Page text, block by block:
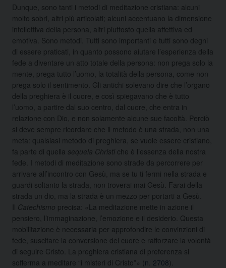
Dunque, sono tanti i metodi di meditazione cristiana: alcuni
molto sobri, altri più articolati; alcuni accentuano la dimensione
intellettiva della persona, altri piuttosto quella affettiva ed
emotiva. Sono metodi. Tutti sono importanti e tutti sono degni
di essere praticati, in quanto possono aiutare l’esperienza della
fede a diventare un atto totale della persona: non prega solo la
mente, prega tutto l’uomo, la totalità della persona, come non
prega solo il sentimento. Gli antichi solevano dire che l’organo
della preghiera è il cuore, e così spiegavano che è tutto
l’uomo, a partire dal suo centro, dal cuore, che entra in
relazione con Dio, e non solamente alcune sue facoltà. Perciò
si deve sempre ricordare che il metodo è una strada, non una
meta: qualsiasi metodo di preghiera, se vuole essere cristiano,
fa parte di quella sequela Christi che è l’essenza della nostra
fede. I metodi di meditazione sono strade da percorrere per
arrivare all’incontro con Gesù, ma se tu ti fermi nella strada e
guardi soltanto la strada, non troverai mai Gesù. Farai della
strada un dio, ma la strada è un mezzo per portarti a Gesù.
Il Catechismo precisa: «La meditazione mette in azione il
pensiero, l’immaginazione, l’emozione e il desiderio. Questa
mobilitazione è necessaria per approfondire le convinzioni di
fede, suscitare la conversione del cuore e rafforzare la volontà
di seguire Cristo. La preghiera cristiana di preferenza si
sofferma a meditare “i misteri di Cristo”» (n. 2708).